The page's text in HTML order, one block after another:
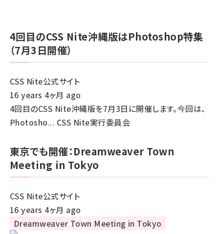
4回目のCSS Nite沖縄版はPhotoshop特集
（7月3日開催）
CSS Nite公式サイト
16 years 4ヶ月 ago
4回目のCSS Nite沖縄版を7月3日に開催します。今回は、
Photosho... CSS Nite実行委員会
東京でも開催：Dreamweaver Town
Meeting in Tokyo
CSS Nite公式サイト
16 years 4ヶ月 ago